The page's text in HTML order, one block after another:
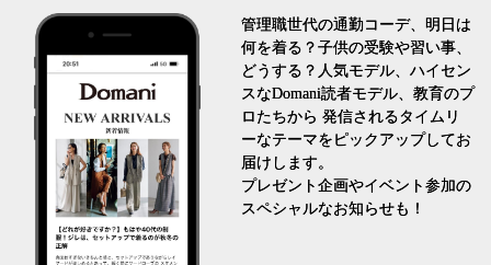
管理職世代の通勤コーデ、明日は
何を着る？子供の受験や習い事、
どうする？人気モデル、ハイセン
スなDomani読者モデル、教育のプ
ロたちから 発信されるタイムリ
ーなテーマをピックアップしてお
届けします。
プレゼント企画やイベント参加の
スペシャルなお知らせも！